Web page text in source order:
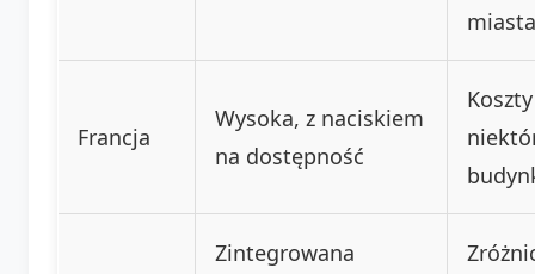
Francja
Wysoka, z naciskiem
na dostępność
Zintegrowana